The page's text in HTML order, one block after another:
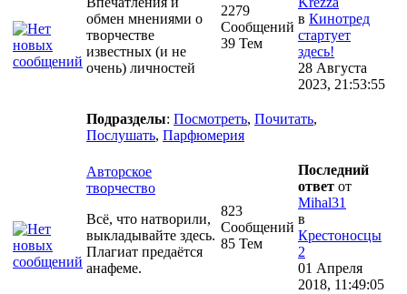
обмен мнениями о
творчестве
известных (и не
очень) личностей
2279
Сообщений
39 Тем
в Кинотред
стартует
здесь!
28 Августа
2023, 21:53:55
Подразделы: Посмотреть, Почитать,
Послушать, Парфюмерия
Авторское
творчество
Всё, что натворили,
выкладывайте здесь.
Плагиат предаётся
анафеме.
823
Сообщений
85 Тем
Последний
ответ от
Mihal31
в
Крестоносцы
2
01 Апреля
2018, 11:49:05